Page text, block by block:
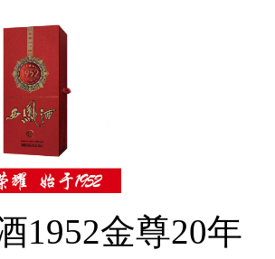
1952金尊20年